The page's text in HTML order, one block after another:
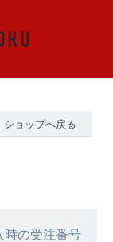
ショップへ戻る
時の受注番号